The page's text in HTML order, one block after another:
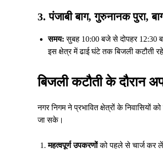
3. पंजाबी बाग, गुरुनानक पुरा,
समय: सुबह 10:00 बजे से दोपहर 12:30
इस क्षेत्र में ढाई घंटे तक बिजली कटौती
बिजली कटौती के दौरान
नगर निगम ने प्रभावित क्षेत्रों के निवासियों
जा सके।
महत्वपूर्ण उपकरणोंको पहले से चार्ज कर